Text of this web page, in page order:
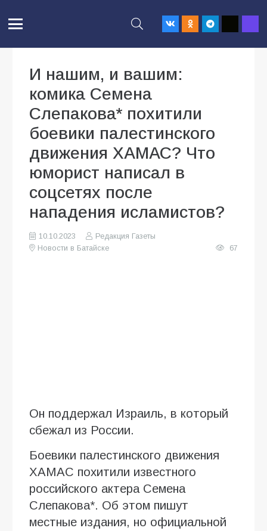
И нашим, и вашим:
комика Семена
Слепакова* похитили
боевики палестинского
движения ХАМАС? Что
юморист написал в
соцсетях после
нападения исламистов?
10.10.2023
Редакция Газеты
Новости в Батайске
67
Он поддержал Израиль, в который
сбежал из России.
Боевики палестинского движения
ХАМАС похитили известного
российского актера Семена
Слепакова*. Об этом пишут
местные издания, но официальной